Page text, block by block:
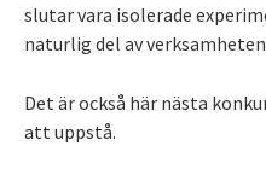
slutar vara isolerade
naturlig del av
Det är också här nästa
att uppstå.